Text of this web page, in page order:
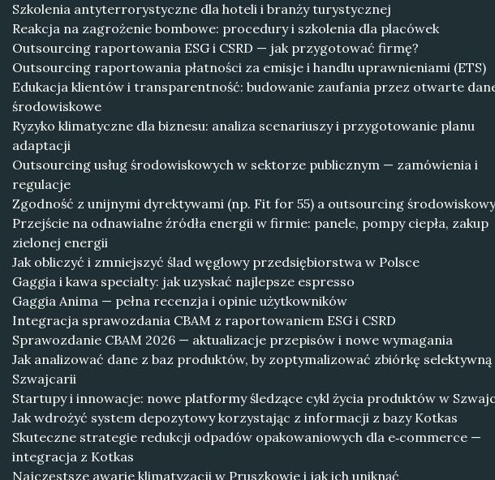
Szkolenia antyterrorystyczne dla hoteli i branży turystycznej
Reakcja na zagrożenie bombowe: procedury i szkolenia dla placówek
Outsourcing raportowania ESG i CSRD — jak przygotować firmę?
Outsourcing raportowania płatności za emisje i handlu uprawnieniami (ETS)
Edukacja klientów i transparentność: budowanie zaufania przez otwarte
środowiskowe
Ryzyko klimatyczne dla biznesu: analiza scenariuszy i przygotowanie planu
adaptacji
Outsourcing usług środowiskowych w sektorze publicznym — zamówienia i
regulacje
Zgodność z unijnymi dyrektywami (np. Fit for 55) a outsourcing środowiskowy
Przejście na odnawialne źródła energii w firmie: panele, pompy ciepła, zakup
zielonej energii
Jak obliczyć i zmniejszyć ślad węglowy przedsiębiorstwa w Polsce
Gaggia i kawa specialty: jak uzyskać najlepsze espresso
Gaggia Anima — pełna recenzja i opinie użytkowników
Integracja sprawozdania CBAM z raportowaniem ESG i CSRD
Sprawozdanie CBAM 2026 — aktualizacje przepisów i nowe wymagania
Jak analizować dane z baz produktów, by zoptymalizować zbiórkę selektywną
Szwajcarii
Startupy i innowacje: nowe platformy śledzące cykl życia produktów w
Jak wdrożyć system depozytowy korzystając z informacji z bazy Kotkas
Skuteczne strategie redukcji odpadów opakowaniowych dla e‑commerce —
integracja z Kotkas
Najczęstsze awarie klimatyzacji w Pruszkowie i jak ich uniknąć